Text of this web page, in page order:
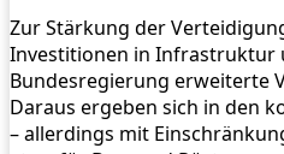
Zur Stärkung der
Investitionen in Infrastruktur
Bundesregierung erweiterte
Daraus ergeben sich in den
– allerdings mit